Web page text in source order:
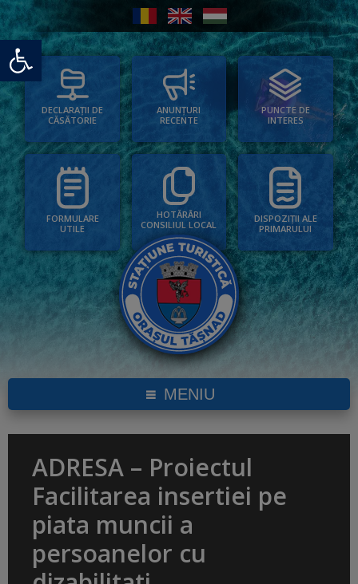
Deschide bara de unelte
DECLARAȚII DE
CĂSĂTORIE
ANUNȚURI
RECENTE
PUNCTE DE
INTERES
FORMULARE
UTILE
HOTĂRÂRI
CONSILIUL LOCAL
DISPOZIȚII ALE
PRIMARULUI
MENIU
ADRESA – Proiectul
Facilitarea insertiei pe
piata muncii a
persoanelor cu